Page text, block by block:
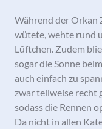
Während der Orkan
wütete, wehte rund
Lüftchen. Zudem
sogar die Sonne
auch einfach zu
zwar teilweise recht
sodass die Rennen
Da nicht in allen